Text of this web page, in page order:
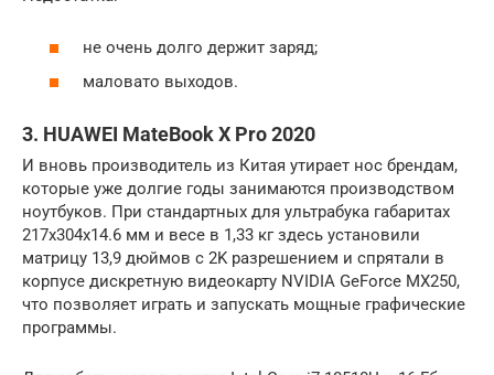
не очень долго держит заряд;
маловато выходов.
3. HUAWEI MateBook X Pro 2020
И вновь производитель из Китая утирает нос брендам,
которые уже долгие годы занимаются производством
ноутбуков. При стандартных для ультрабука габаритах
217x304x14.6 мм и весе в 1,33 кг здесь установили
матрицу 13,9 дюймов с 2K разрешением и спрятали в
корпусе дискретную видеокарту NVIDIA GeForce MX250,
что позволяет играть и запускать мощные графические
программы.